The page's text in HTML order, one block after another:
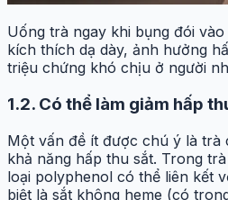
Uống trà ngay khi bụng đói
kích thích dạ dày, ảnh hưởng
triệu chứng khó chịu ở người
1.2. Có thể làm giảm hấp
Một vấn đề ít được chú ý là trà
khả năng hấp thu sắt. Trong
loại polyphenol có thể liên kết
biệt là sắt không heme (có